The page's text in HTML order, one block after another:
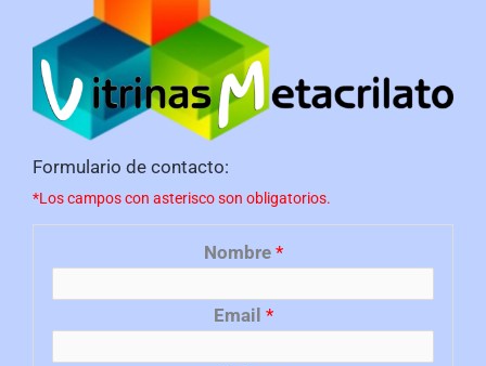
Formulario de contacto:
*Los campos con asterisco son obligatorios.
Nombre *
Email *